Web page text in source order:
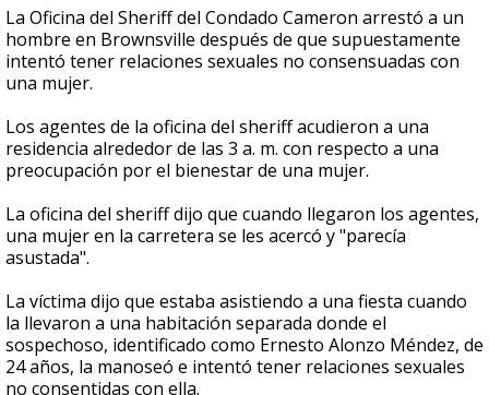
La Oficina del Sheriff del Condado Cameron arrestó a un
hombre en Brownsville después de que supuestamente
intentó tener relaciones sexuales no consensuadas con
una mujer.
Los agentes de la oficina del sheriff acudieron a una
residencia alrededor de las 3 a. m. con respecto a una
preocupación por el bienestar de una mujer.
La oficina del sheriff dijo que cuando llegaron los agentes,
una mujer en la carretera se les acercó y "parecía
asustada".
La víctima dijo que estaba asistiendo a una fiesta cuando
la llevaron a una habitación separada donde el
sospechoso, identificado como Ernesto Alonzo Méndez, de
24 años, la manoseó e intentó tener relaciones sexuales
no consentidas con ella.